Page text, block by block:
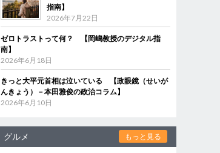
指南】
2026年7月22日
ゼロトラストって何？ 【岡嶋教授のデジタル指
南】
2026年6月18日
きっと大平元首相は泣いている 【政眼鏡（せいが
んきょう）－本田雅俊の政治コラム】
2026年6月10日
グルメ もっと見る